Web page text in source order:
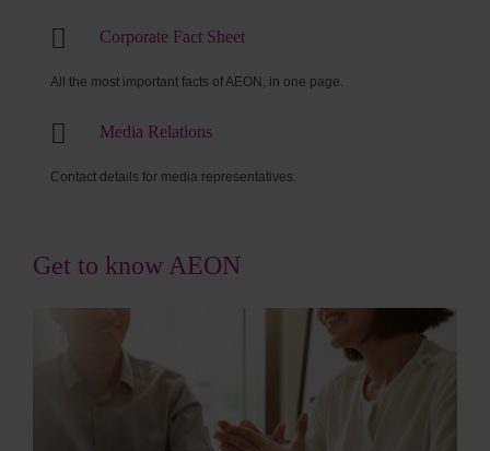
Corporate Fact Sheet
All the most important facts of AEON, in one page.
Media Relations
Contact details for media representatives.
Get to know AEON